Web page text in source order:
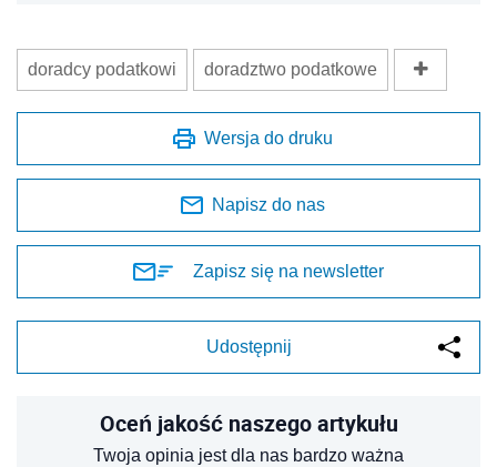
doradcy podatkowi doradztwo podatkowe
Wersja do druku
Napisz do nas
Zapisz się na newsletter
Udostępnij
Oceń jakość naszego artykułu
Twoja opinia jest dla nas bardzo ważna